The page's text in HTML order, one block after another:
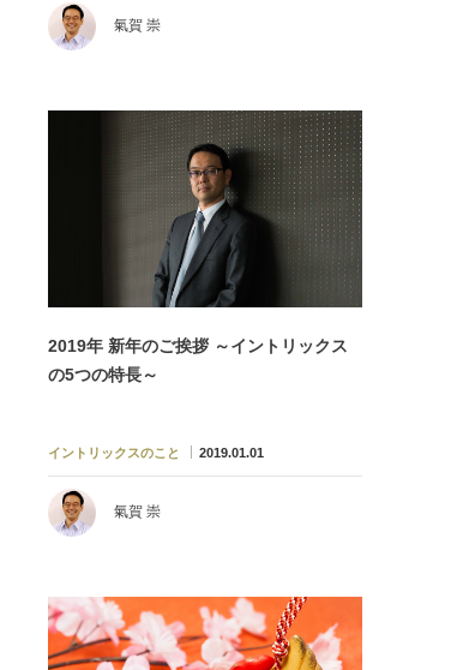
氣賀 崇
2019年 新年のご挨拶 ～イントリックス
の5つの特長～
イントリックスのこと 2019.01.01
氣賀 崇